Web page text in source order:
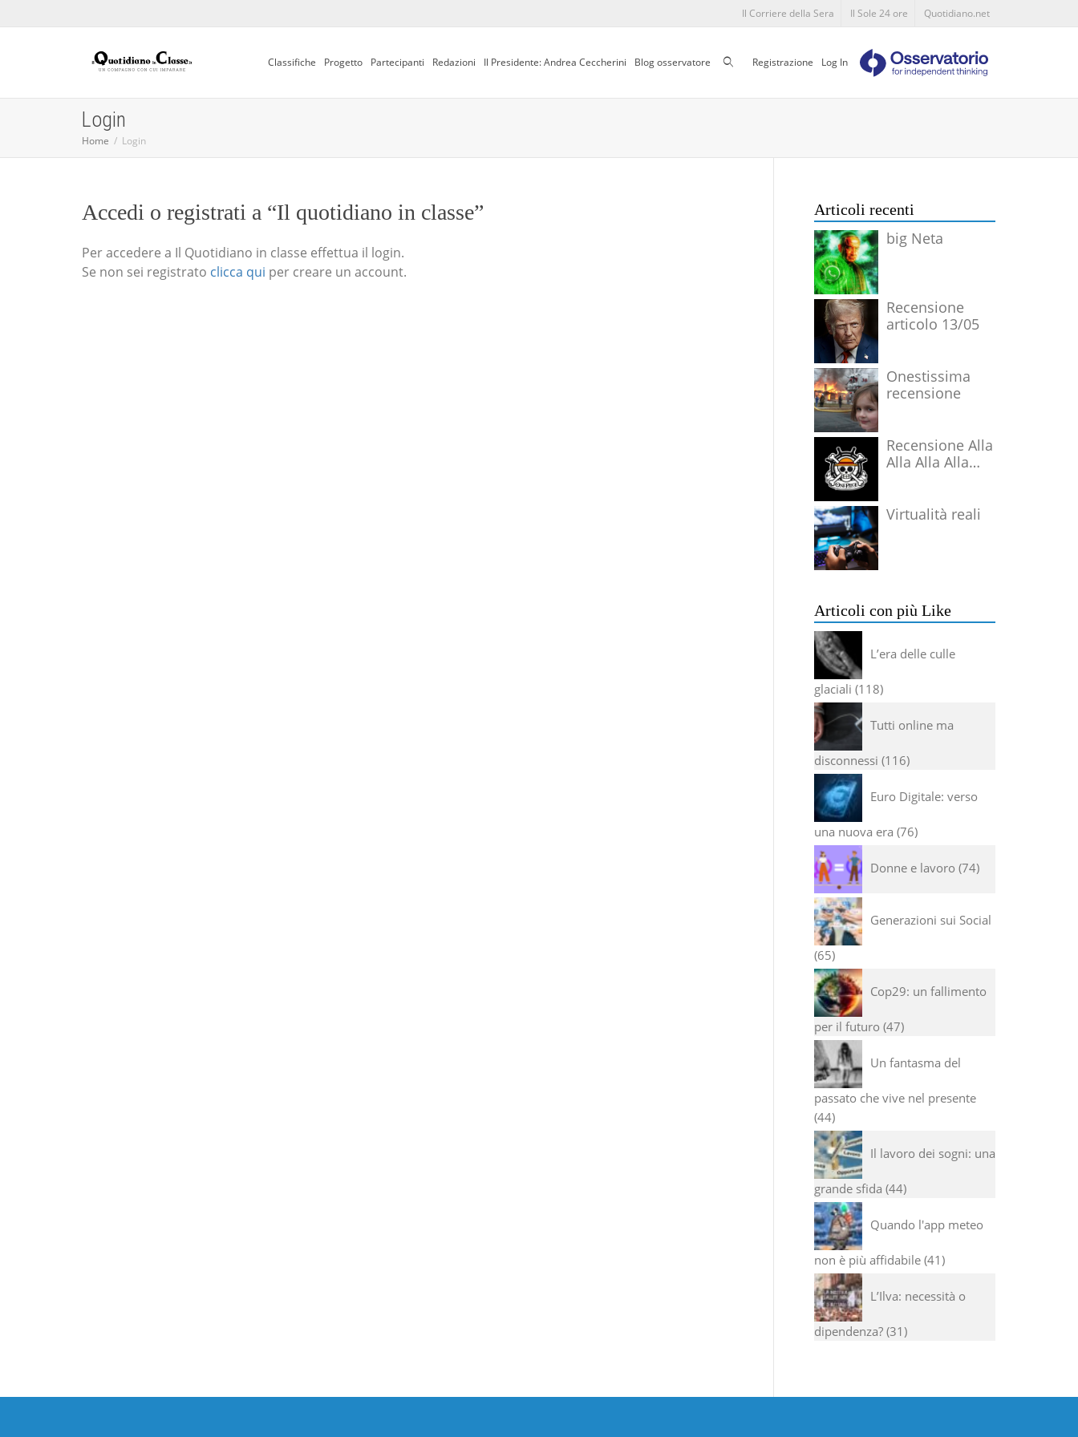
Il Corriere della Sera Il Sole 24 ore Quotidiano.net
Classifiche Progetto Partecipanti Redazioni Il Presidente: Andrea Ceccherini Blog osservatore CercaRegistrazione Log In
Login
Home Login
Accedi o registrati a “Il quotidiano in classe”
Per accedere a Il Quotidiano in classe effettua il login.
Se non sei registrato clicca qui per creare un account.
Articoli recenti
big Neta
Recensione
articolo 13/05
Onestissima
recensione
Recensione Alla
Alla Alla Alla
Virtualità reali
Articoli con più Like
L’era delle culle
glaciali 118
Tutti online ma
disconnessi 116
Euro Digitale: verso
una nuova era 76
Donne e lavoro 74
Generazioni sui Social
65
Cop29: un fallimento
per il futuro 47
Un fantasma del
passato che vive nel presente
44
Il lavoro dei sogni: una
grande sfida 44
Quando l'app meteo
non è più affidabile 41
L’Ilva: necessità o
dipendenza? 31